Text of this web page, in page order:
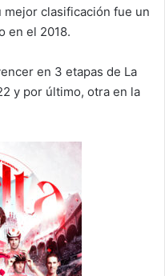
mejor clasificación fue un
en el 2018.
en 3 etapas de La
y por último, otra en la